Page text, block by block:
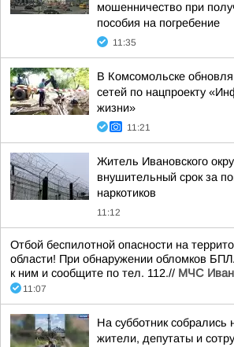
мошенничество при
пособия на погребение
11:35
В Комсомольске
сетей по нацпроекту
жизни»
11:21
Житель Ивановского
внушительный срок за
наркотиков
11:12
Отбой беспилотной опасности на
области! При обнаружении обломков
к ним и сообщите по тел. 112.// МЧС
11:07
На субботник
жители, депутаты и